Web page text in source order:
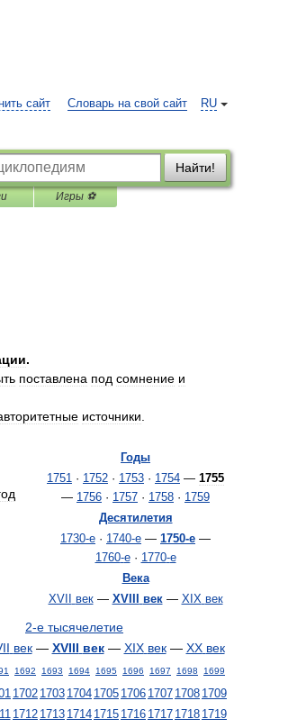
RU
сайт Словарь на свой сайт
Найти!
Игры ⚽
.
поставлена под сомнение и
источники
Годы
1751 · 1752 · 1753 · 1754 — 1755
— 1756 · 1757 · 1758 · 1759
Десятилетия
1730-е · 1740-е — 1750-е —
1760-е· 1770-е
Века
XVII
век— XVIII век— XIX век
2-е тысячелетие
век— XVIII век— XIX век— XX век
1692 1693 1694 1695 1696 1697 1698 1699
1702 1703 1704 1705 1706 1707 1708 1709
1712 1713 1714 1715 1716 1717 1718 1719